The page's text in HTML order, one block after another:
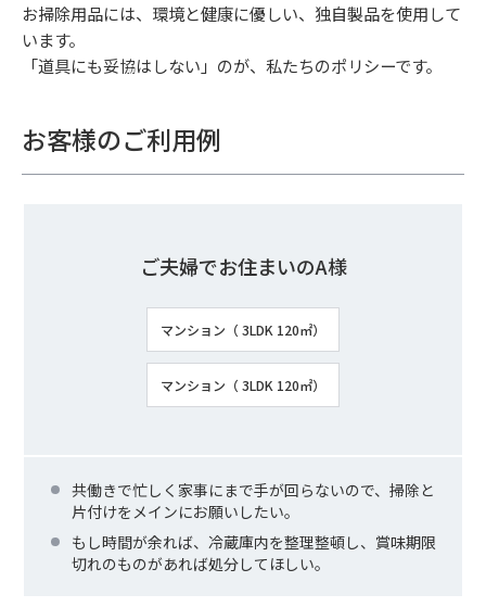
お掃除用品には、環境と健康に優しい、独自製品を使用して
います。
「道具にも妥協はしない」のが、私たちのポリシーです。
お客様のご利用例
ご夫婦でお住まいのA様
マンション（ 3LDK 120㎡）
マンション（ 3LDK 120㎡）
共働きで忙しく家事にまで手が回らないので、掃除と
片付けをメインにお願いしたい。
もし時間が余れば、冷蔵庫内を整理整頓し、賞味期限
切れのものがあれば処分してほしい。